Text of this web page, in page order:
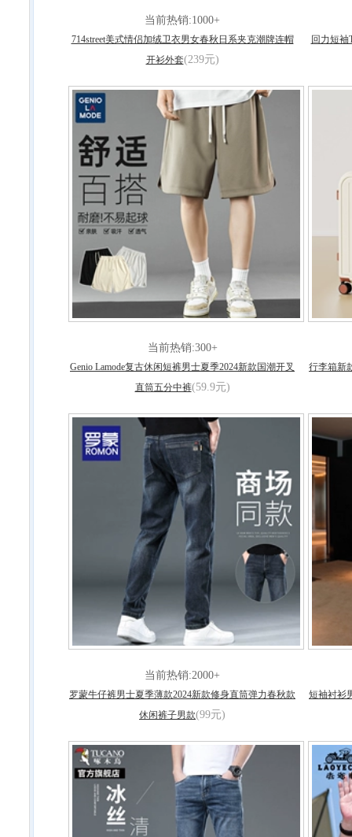
当前热销:1000+
714street美式情侣加绒卫衣男女春秋日系夹克潮牌连帽
开衫外套(239元)
回力短
当前热销:300+
Genio Lamode复古休闲短裤男士夏季2024新款国潮开叉
直筒五分中裤(59.9元)
行李箱新
当前热销:2000+
罗蒙牛仔裤男士夏季薄款2024新款修身直筒弹力春秋款
休闲裤子男款(99元)
短袖衬衫